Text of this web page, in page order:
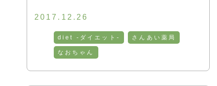
2017.12.26
diet -ダイエット- さんあい薬局
なおちゃん